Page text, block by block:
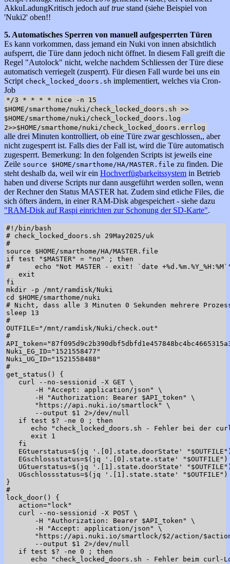
AkkuLadungKritisch jedoch auftrue stand (siehe Beispiel von
'Nuki2' oben!!
5. Automatisches Sperren von manuell aufgesperrten Türen
Es kann vorkommen, dass jemand ein Nuki von innen absichtlich
aufsperrt, die Türe dann jedoch nicht öffnet. In diesem Fall greift die
Regel "Autolock" nicht, welche nachdem Schliessen der Türe diese
automatisch verriegelt (zusperrt). Für diesen Fall wurde bei uns ein
Script check_locked_doors.sh implementiert, welches via Cron-
Job
*/3 * * * * nice -n 15
$HOME/smarthome/nuki/check_locked_doors.sh >>
$HOME/smarthome/nuki/check_locked_doors.log
2>>$HOME/smarthome/nuki/check_locked_doors.errlog
alle drei Minuten kontrolliert, ob eine Türe zwar geschlossen,, aber
nicht zugesperrt ist. Falls dies der Fall ist, wird die Türe automatisch
zugesperrt. Bemerkung: In den folgenden Scripts ist jeweils eine
Zeile source $HOME/smarthome/HA/MASTER.file zu finden. Die
steht deshalb da, weil wir ein Hochverfügbarkeitssystem in Betrieb
haben und diverse Scripts nur dann ausgeführt werden sollen, wenn
der Rechner den Status MASTER hat. Zudem sind etliche Files, die
sich öfters ändern, in einer RAM-Disk abgespeichert - siehe dazu
"RAM-Disk auf Raspi einrichten zur Schonung der SD-Karte".
#!/bin/bash
# check_locked_doors.sh 29May2025/uk
#
source $HOME/smarthome/HA/MASTER.file
if test "$MASTER" = "no" ; then
#      echo "Not MASTER - exit! `date
   exit
fi
mkdir -p /mnt/ramdisk/Nuki
cd $HOME/smarthome/nuki
# Nicht, dass alle 3 Minuten 0 Sekunden mehrere
sleep 13
#
OUTFILE="/mnt/ramdisk/Nuki/check.out"
#
Nuki_EG_ID="1521558477"
Nuki_UG_ID="1521558488"
#
get_status() {
   curl --no-sessionid -X GET \
       -H "Accept: application/json" \
       -H "Authorization: Bearer $API_token" \
       "https://api.nuki.io/smartlock" \
       --output $1 2>/dev/null
   if test $? -ne 0 ; then
echo "check_locked_doors.sh - Fehler bei der
      exit 1
   fi
EGtuerstatus=$(jq '.[0].state.doorState'
   EGschlossstatus=$(jq '.[0].state.state' "$OUTFILE")
UGtuerstatus=$(jq '.[1].state.doorState'
   UGschlossstatus=$(jq '.[1].state.state' "$OUTFILE")
}
#
lock_door() {
   action="lock"
   curl --no-sessionid -X POST \
       -H "Authorization: Bearer $API_token" \
       -H "Accept: application/json" \
"https://api.nuki.io/smartlock/$2/action/
       --output $1 2>/dev/null
   if test $? -ne 0 ; then
echo "check_locked_doors.sh - Fehler beim curl-